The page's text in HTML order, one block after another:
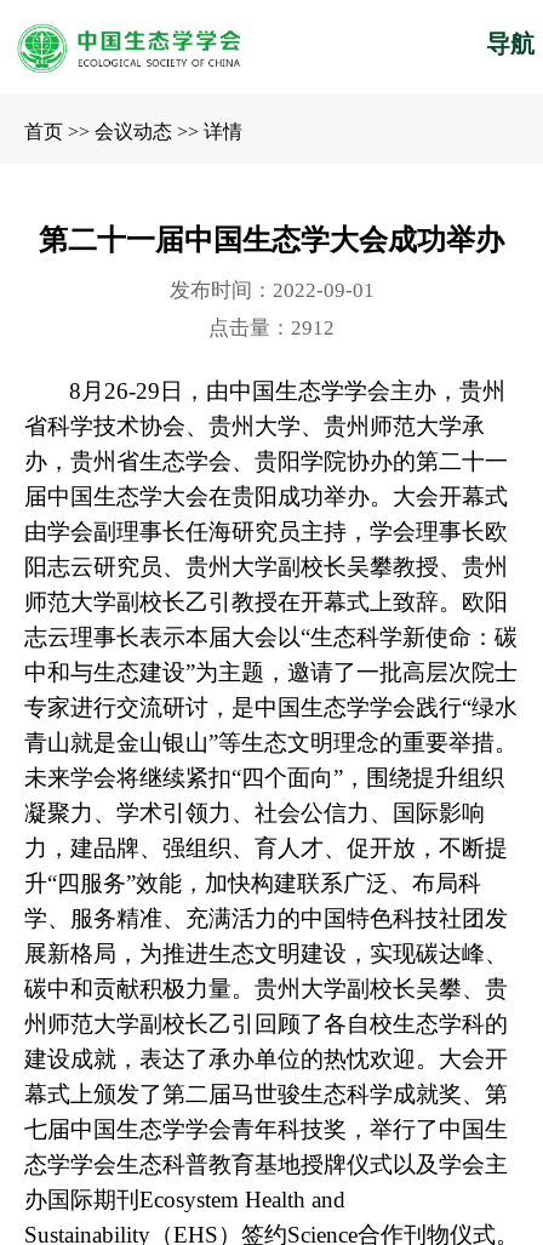
导航
首页>> 会议动态>> 详情
第二十一届中国生态学大会成功举办
发布时间：2022-09-01
点击量：2912
8月26-29日，由中国生态学学会主办，贵州
省科学技术协会、贵州大学、贵州师范大学承
办，贵州省生态学会、贵阳学院协办的第二十一
届中国生态学大会在贵阳成功举办。大会开幕式
由学会副理事长任海研究员主持，学会理事长欧
阳志云研究员、贵州大学副校长吴攀教授、贵州
师范大学副校长乙引教授在开幕式上致辞。欧阳
志云理事长表示本届大会以“生态科学新使命：碳
中和与生态建设”为主题，邀请了一批高层次院士
专家进行交流研讨，是中国生态学学会践行“绿水
青山就是金山银山”等生态文明理念的重要举措。
未来学会将继续紧扣“四个面向”，围绕提升组织
凝聚力、学术引领力、社会公信力、国际影响
力，建品牌、强组织、育人才、促开放，不断提
升“四服务”效能，加快构建联系广泛、布局科
学、服务精准、充满活力的中国特色科技社团发
展新格局，为推进生态文明建设，实现碳达峰、
碳中和贡献积极力量。贵州大学副校长吴攀、贵
州师范大学副校长乙引回顾了各自校生态学科的
建设成就，表达了承办单位的热忱欢迎。大会开
幕式上颁发了第二届马世骏生态科学成就奖、第
七届中国生态学学会青年科技奖，举行了中国生
态学学会生态科普教育基地授牌仪式以及学会主
办国际期刊Ecosystem Health and
Sustainability（EHS）签约Science合作刊物仪式。